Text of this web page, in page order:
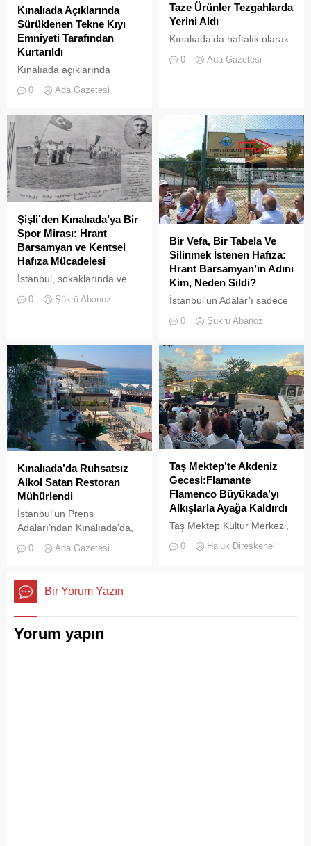
Kınalıada Açıklarında
Sürüklenen Tekne Kıyı
Emniyeti Tarafından
Kurtarıldı
Kınalıada açıklarında
makine arızası nedeniyle
denizde mahsur kalan bir
Müdürlüğü (KEGM)
ekiplerinin zamanında
müdahalesiyle kurtarıldı.
0 Ada Gazetesi
Taze Ürünler Tezgahlarda
Yerini Aldı
Kınalıada’da haftalık olarak
sakinleri ve ziyaretçilerin
0 Ada Gazetesi
Şişli’den Kınalıada’ya Bir
Spor Mirası: Hrant
Barsamyan ve Kentsel
Hafıza Mücadelesi
İstanbul, sokaklarında ve
yüzyıllardır biriktirdiği çok
mekânıdır.
0 Şükrü Abanoz
Bir Vefa, Bir Tabela Ve
Silinmek İstenen Hafıza:
Hrant Barsamyan’ın Adını
Kim, Neden Sildi?
İstanbul’un Adalar’ı sadece
yazlıkçıların nefes aldığı
aynı zamanda bu şehrin çok
kültürlü hafızası,
hoşgörünün ve ortak
yaşamın en canlı
tanıklarıdır.
0 Şükrü Abanoz
Kınalıada’da Ruhsatsız
Alkol Satan Restoran
Mühürlendi
İstanbul’un Prens
Adaları’ndan Kınalıada’da,
bünyesinde faaliyet
ruhsatsız alkol saatğı
gereşçesiyle Adalar
0 Ada Gazetesi
Taş Mektep’te Akdeniz
Gecesi:Flamante
Flamenco Büyükada’yı
Alkışlarla Ayağa Kaldırdı
Taş Mektep Kültür Merkezi,
31 Temmuz 2026 Cuma
akşamı bu kez İspanya’nın
0 Haluk Direskeneli
Bir Yorum Yazın
Yorum yapın